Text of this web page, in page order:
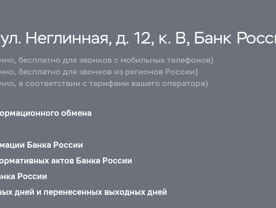
Неглинная, д. 12, к. В, Банк
бесплатно для звонков с мобильных телефонов)
бесплатно для звонков из регионов России)
в соответствии с тарифами вашего оператора)
обмена
Банка России
актов Банка России
России
дней и перенесенных выходных дней